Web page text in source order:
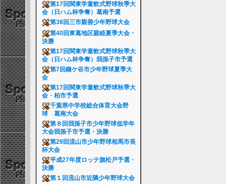
第17回関東学童軟式野球秋季大
会（日ハム杯争奪）葛南予選
第38回三市親善少年野球大会
第40回東葛地区親睦夏季大会・
決勝
第17回関東学童軟式野球秋季大
会（日ハム杯争奪）我孫子市予選
第7回鎌ケ谷市少年野球夏季大
会
第17回関東学童軟式野球秋季大
会・柏市予選
千葉県中学校総合体育大会野
球 葛南大会
第８回我孫子市少年野球低学年
大会我孫子市予選・決勝
第29回流山市少年野球相馬市長
杯大会
平成27年度ロッテ旗松戸予選・
決勝
第１回流山市近隣少年野球大会